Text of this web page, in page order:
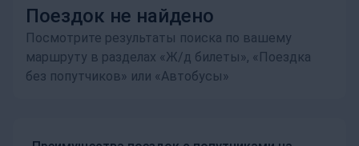
Поездок не найдено
Посмотрите результаты поиска по вашему
маршруту в разделах «Ж/д билеты», «Поездка
без попутчиков» или «Автобусы»